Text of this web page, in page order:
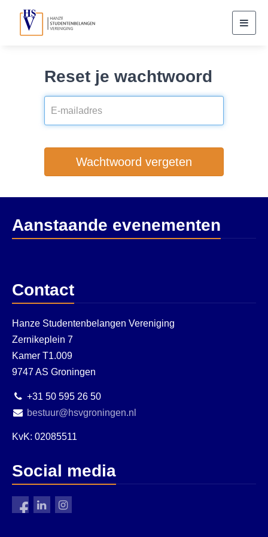
Reset je wachtwoord
Wachtwoord vergeten
Aanstaande evenementen
Contact
Hanze Studentenbelangen Vereniging
Zernikeplein 7
Kamer T1.009
9747 AS Groningen
+31 50 595 26 50
bestuur@hsvgroningen.nl
KvK: 02085511
Social media